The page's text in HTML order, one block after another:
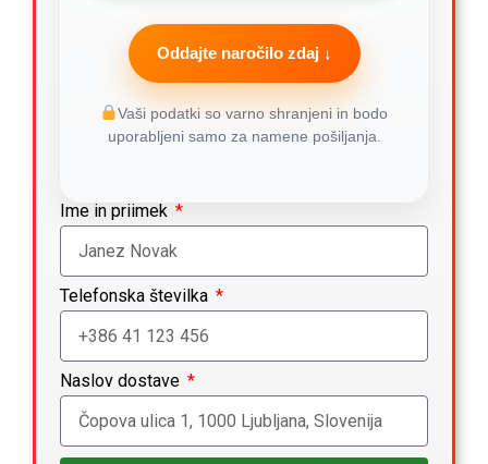
Oddajte naročilo zdaj ↓
Vaši podatki so varno shranjeni in bodo
uporabljeni samo za namene pošiljanja.
Ime in priimek
Telefonska številka
Naslov dostave